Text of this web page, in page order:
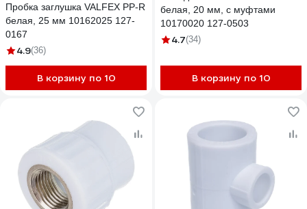
Пробка заглушка VALFEX PP-R
белая, 25 мм 10162025 127-
0167
4.9(36)
В корзину по 10
белая, 20 мм, с муфтами
10170020 127-0503
4.7(34)
В корзину по 10